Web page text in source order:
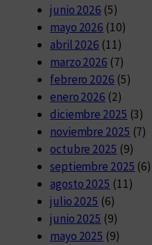
junio 2026 (5)
mayo 2026 (10)
abril 2026 (11)
marzo 2026 (7)
febrero 2026 (5)
enero 2026 (2)
diciembre 2025 (3)
noviembre 2025 (7)
octubre 2025 (9)
septiembre 2025 (6)
agosto 2025 (11)
julio 2025 (6)
junio 2025 (9)
mayo 2025 (9)